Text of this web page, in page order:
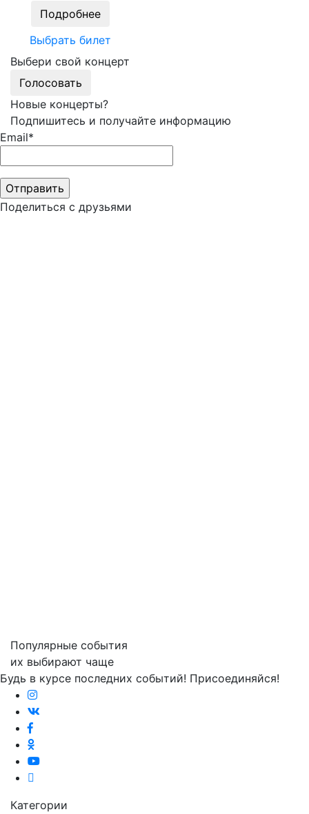
Подробнее
Выбрать билет
Выбери свой концерт
Голосовать
Новые концерты?
Подпишитесь и получайте информацию
Email*
Поделиться с друзьями
Популярные события
их выбирают чаще
Будь в курсе последних событий! Присоединяйся!
Категории